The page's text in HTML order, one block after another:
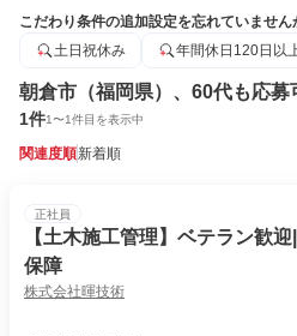
こだわり条件の追加設定を忘れていません
土日祝休み
年間休日120日以
朝倉市（福岡県）、60代も応募
1件1〜1件目を表示中
関連度順新着順
正社員
【土木施工管理】ベテラン歓
保障
株式会社暉技術